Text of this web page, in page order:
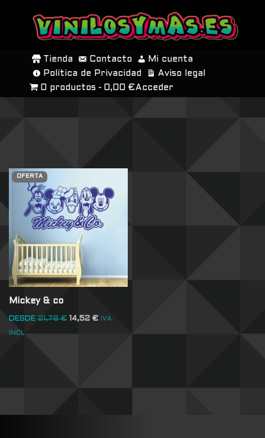
SALTAR
CONTENIDO
Tienda Contacto
Mi cuenta
Política de Privacidad
Aviso legal
0 productos
0,00 € Acceder
OFERTA
Mickey & co
DESDE 21,78€ 14,52 € IVA
INCL